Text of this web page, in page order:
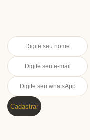
Cadastrar